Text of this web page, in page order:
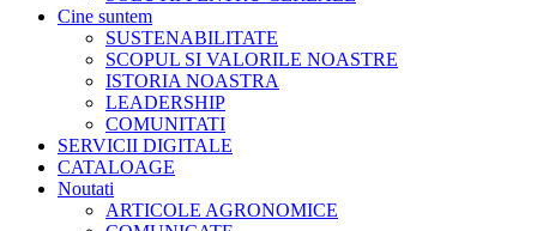
Cine suntem
SUSTENABILITATE
SCOPUL SI VALORILE NOASTRE
ISTORIA NOASTRA
LEADERSHIP
COMUNITATI
SERVICII DIGITALE
CATALOAGE
Noutati
ARTICOLE AGRONOMICE